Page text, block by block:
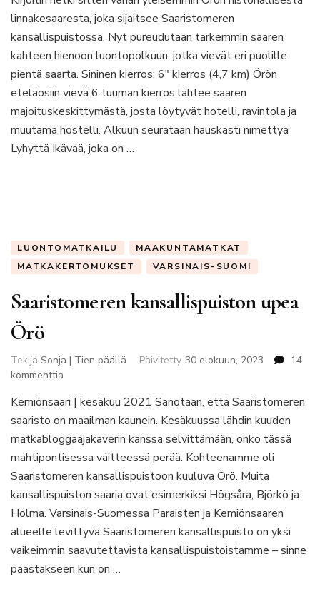
luontopolut
–
saaren
etelä-
ja
pohjoiskärkeen
linnakesaaresta, joka sijaitsee Saaristomeren
kansallispuistossa. Nyt pureudutaan tarkemmin saaren
kahteen hienoon luontopolkuun, jotka vievät eri puolille
pientä saarta. Sininen kierros: 6″ kierros (4,7 km) Örön
eteläosiin vievä 6 tuuman kierros lähtee saaren
majoituskeskittymästä, josta löytyvät hotelli, ravintola ja
muutama hostelli. Alkuun seurataan hauskasti nimettyä
Lyhyttä Ikävää, joka on …
LUONTOMATKAILU
MAAKUNTAMATKAT
MATKAKERTOMUKSET
VARSINAIS-SUOMI
Saaristomeren kansallispuiston upea
Örö
Tekijä Sonja | Tien päällä Päivitetty 30 elokuun, 2023
14
kommenttia
kansallispuiston
upea
Örö
Kemiönsaari | kesäkuu 2021 Sanotaan, että Saaristomeren
saaristo on maailman kaunein. Kesäkuussa lähdin kuuden
matkabloggaajakaverin kanssa selvittämään, onko tässä
mahtipontisessa väitteessä perää. Kohteenamme oli
Saaristomeren kansallispuistoon kuuluva Örö. Muita
kansallispuiston saaria ovat esimerkiksi Högsåra, Björkö ja
Holma. Varsinais-Suomessa Paraisten ja Kemiönsaaren
alueelle levittyvä Saaristomeren kansallispuisto on yksi
vaikeimmin saavutettavista kansallispuistoistamme – sinne
päästäkseen kun on …